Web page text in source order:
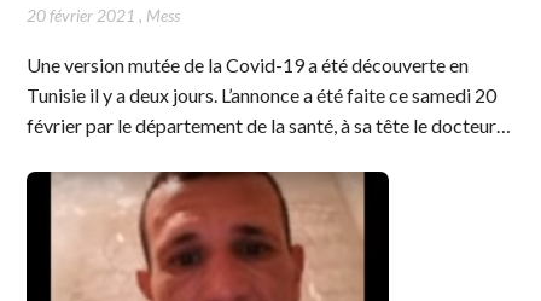
20 février 2021 , Mess
Une version mutée de la Covid-19 a été découverte en
Tunisie il y a deux jours. L’annonce a été faite ce samedi 20
février par le département de la santé, à sa tête le docteur…